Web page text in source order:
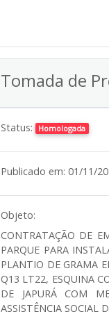
Tomada de
Status: Homologada
Publicado em: 01/11/
Objeto:
CONTRATAÇÃO DE
PARQUE PARA
PLANTIO DE GRAMA
Q13 LT22, ESQUINA
DE JAPURÁ COM
ASSISTÊNCIA SOCIAL